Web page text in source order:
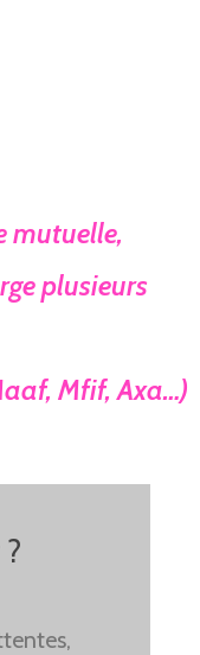
mut​uelle,
plusieurs
Mfif, Axa…)